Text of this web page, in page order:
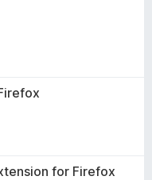
for Firefox